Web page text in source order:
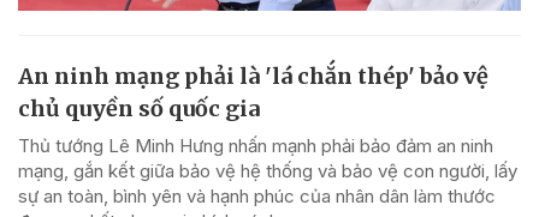
An ninh mạng phải là 'lá chắn thép' bảo vệ
chủ quyền số quốc gia
Thủ tướng Lê Minh Hưng nhấn mạnh phải bảo đảm an ninh
mạng, gắn kết giữa bảo vệ hệ thống và bảo vệ con người, lấy
sự an toàn, bình yên và hạnh phúc của nhân dân làm thước